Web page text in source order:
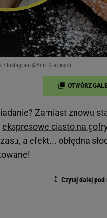
/ Instagram @Ania Starmach
OTWÓRZ
Zamiast znowu
ekspresowe ciasto na gofry
a efekt... obłędna